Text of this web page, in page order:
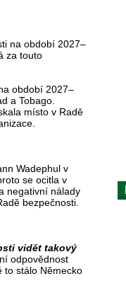
na období 2027–
za touto
období 2027–
a Tobago.
místo v Radě
Wadephul v
se ocitla v
negativní nálady
bezpečnosti.
vidět takový
odpovědnost
to stálo Německo